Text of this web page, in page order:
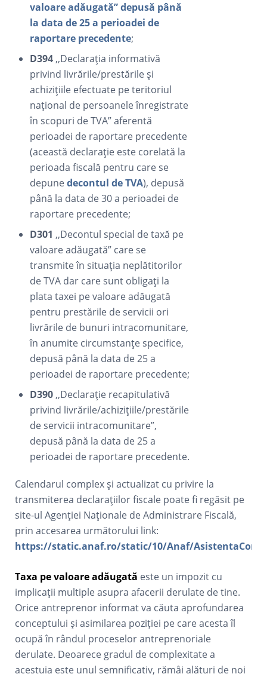
valoare adăugată” depusă până
la data de 25 a perioadei de
raportare precedente;
D394 ,,Declaraţia informativă
privind livrările/prestările şi
achiziţiile efectuate pe teritoriul
naţional de persoanele înregistrate
în scopuri de TVA” aferentă
perioadei de raportare precedente
(această declarație este corelată la
perioada fiscală pentru care se
depunedecontul de TVA), depusă
până la data de 30 a perioadei de
raportare precedente;
D301 ,,Decontul special de taxă pe
valoare adăugată” care se
transmite în situația neplătitorilor
de TVA dar care sunt obligați la
plata taxei pe valoare adăugată
pentru prestările de servicii ori
livrările de bunuri intracomunitare,
în anumite circumstanțe specifice,
depusă până la data de 25 a
perioadei de raportare precedente;
D390 ,,Declarație recapitulativă
privind livrările/achizițiile/prestările
de servicii intracomunitare”,
depusă până la data de 25 a
perioadei de raportare precedente.
Calendarul complex și actualizat cu privire la
transmiterea declarațiilor fiscale poate fi regăsit pe
site-ul Agenției Naționale de Administrare Fiscală,
prin accesarea următorului link:
https://static.anaf.ro/static/10/Anaf/
Taxa pe valoare adăugată este un impozit cu
implicații multiple asupra afacerii derulate de tine.
Orice antreprenor informat va căuta aprofundarea
conceptului și asimilarea poziției pe care acesta îl
ocupă în rândul proceselor antreprenoriale
derulate. Deoarece gradul de complexitate a
acestuia este unul semnificativ, rămâi alături de noi